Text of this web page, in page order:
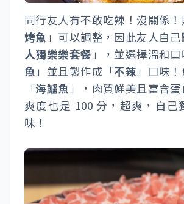
同行友人有不敢吃辣！沒關係
烤魚 」可以調整，因此友人自
人獨樂樂套餐 」，並選擇溫和
魚 」並且製作成「不辣 」口味
「海鱸魚 」，肉質鮮美且富含
爽度也是 100 分，超爽，自己
味！